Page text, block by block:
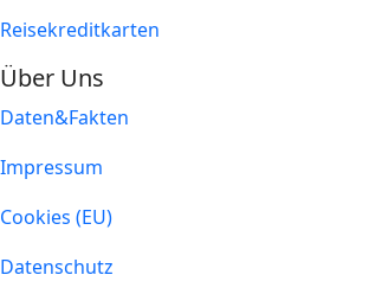
Reisekreditkarten
Über Uns
Daten&Fakten
Impressum
Cookies (EU)
Datenschutz